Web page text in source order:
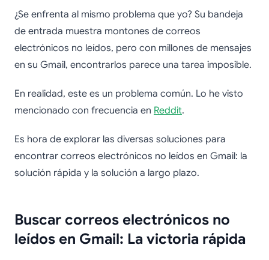
Cómo encontrar
correos electrónicos
no leídos en Gmail
¿Se enfrenta al mismo problema que yo? Su bandeja
de entrada muestra montones de correos
electrónicos no leídos, pero con millones de mensajes
en su Gmail, encontrarlos parece una tarea imposible.
En realidad, este es un problema común. Lo he visto
mencionado con frecuencia en Reddit.
Es hora de explorar las diversas soluciones para
encontrar correos electrónicos no leídos en Gmail: la
solución rápida y la solución a largo plazo.
Buscar correos electrónicos no
leídos en Gmail: La victoria rápida